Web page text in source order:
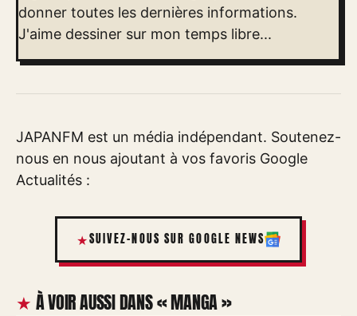
donner toutes les dernières informations.
J'aime dessiner sur mon temps libre...
JAPANFM est un média indépendant. Soutenez-
nous en nous ajoutant à vos favoris Google
Actualités :
SUIVEZ-NOUS SUR GOOGLE NEWS
À VOIR AUSSI DANS « MANGA »